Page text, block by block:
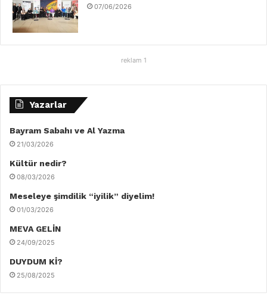
07/06/2026
reklam 1
Yazarlar
Bayram Sabahı ve Al Yazma
21/03/2026
Kültür nedir?
08/03/2026
Meseleye şimdilik “iyilik” diyelim!
01/03/2026
MEVA GELİN
24/09/2025
DUYDUM Kİ?
25/08/2025